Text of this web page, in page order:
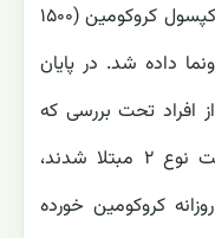
تقسیم و به یک گروه به مدت ۹ ماه کپسول کروکومین (۱۵۰۰
دیگر ۹ ماه دارونما داده شد. در پایان
محققان دریافتند که ۱۶.۴٪ از افراد تحت بررسی که
دارونما ‏مصرف نموده‌ بودند به دیابت نوع ۲ مبتلا شدند،
کروکومین خورده